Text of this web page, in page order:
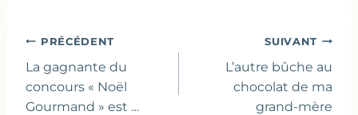
Navigation
de
l’article
PRÉCÉDENT
La gagnante du
concours « Noël
Gourmand » est …
SUIVANT
L’autre bûche au
chocolat de ma
grand-mère